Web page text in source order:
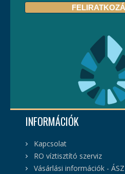
INFORMÁCIÓK
Kapcsolat
RO víztisztító szerviz
Vásárlási információk -